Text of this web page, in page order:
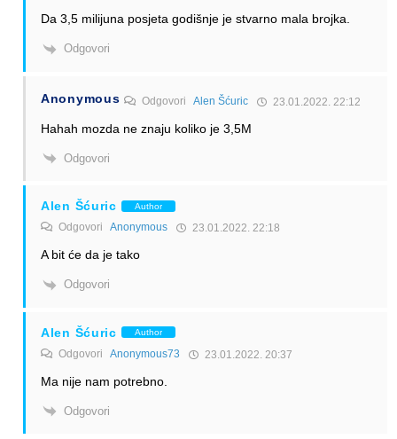
Da 3,5 milijuna posjeta godišnje je stvarno mala brojka.
Odgovori
Anonymous OdgovoriAlen Šćuric 23.01.2022. 22:12
Hahah mozda ne znaju koliko je 3,5M
Odgovori
Alen Šćuric Author
Odgovori Anonymous 23.01.2022. 22:18
A bit će da je tako
Odgovori
Alen Šćuric Author
Odgovori Anonymous73 23.01.2022. 20:37
Ma nije nam potrebno.
Odgovori